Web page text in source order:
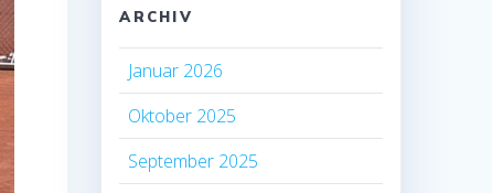
ARCHIV
Januar 2026
Oktober 2025
September 2025